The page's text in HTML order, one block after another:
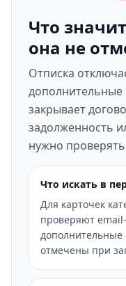
Что
она не
Отписка
закрывает
задолженность
нужно
Что искать в
Для карточек
проверяют
отмечены при